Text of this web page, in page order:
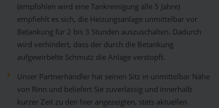
(empfohlen wird eine Tankreinigung alle 5 Jahre)
empfiehlt es sich, die Heizungsanlage unmittelbar vor
Betankung für 2 bis 3 Stunden auszuschalten. Dadurch
wird verhindert, dass der durch die Betankung
aufgewirbelte Schmutz die Anlage verstopft.
Unser Partnerhändler hat seinen Sitz in unmittelbar Nähe
von Rinn und beliefert Sie zuverlässig und innerhalb
kurzer Zeit zu den hier angezeigten, stets aktuellen